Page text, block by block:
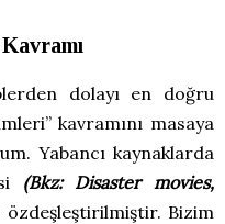
dolayı en doğru
kavramını masaya
Yabancı kaynaklarda
(Bkz: Disaster movies,
Bizim